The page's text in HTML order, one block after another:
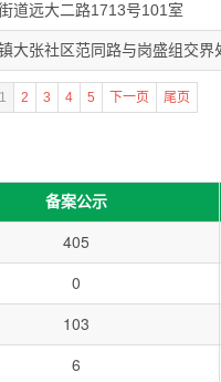
道远大二路1713号101室
大张社区范同路与岗盛组交界
1 2 3 4 5 下一页 尾页
备案公示
405
0
103
6